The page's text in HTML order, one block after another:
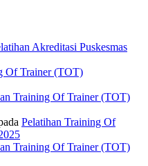
Akreditasi Puskesmas
Of Trainer (TOT)
Training Of Trainer (TOT)
Pelatihan Training Of
Training Of Trainer (TOT)